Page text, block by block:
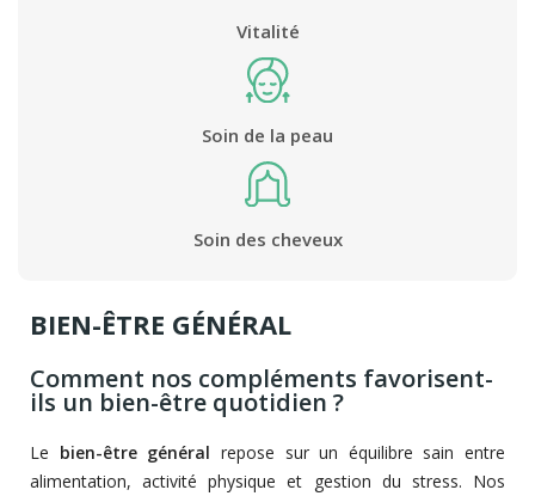
Vitalité
Soin de la peau
Soin des cheveux
BIEN-ÊTRE GÉNÉRAL
Comment nos compléments favorisent-
ils un bien-être quotidien ?
Le bien-être général repose sur un équilibre sain entre
alimentation, activité physique et gestion du stress. Nos